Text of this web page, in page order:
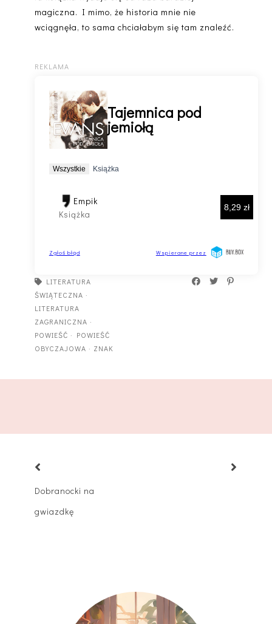
magiczna. I mimo, że historia mnie nie
wciągnęła, to sama chciałabym się tam znaleźć.
LITERATURA
ŚWIĄTECZNA ·
LITERATURA
ZAGRANICZNA ·
POWIEŚĆ · POWIEŚĆ
OBYCZAJOWA · ZNAK
Dobranocki na
gwiazdkę